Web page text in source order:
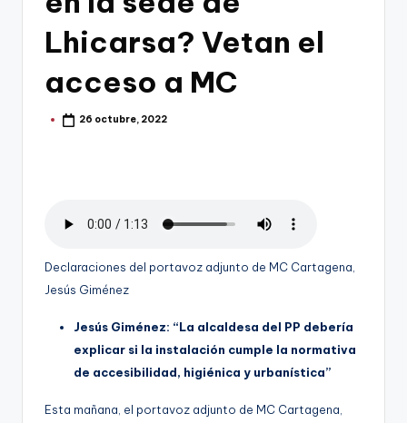
Lhicarsa? Vetan el
acceso a MC
Publicado26 octubre, 2022
Declaraciones del portavoz adjunto de MC Cartagena,
Jesús Giménez
Jesús Giménez: “La alcaldesa del PP debería
explicar si la instalación cumple la normativa
de accesibilidad, higiénica y urbanística”
Esta mañana, el portavoz adjunto de MC Cartagena,